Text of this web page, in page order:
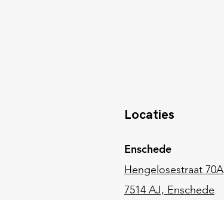
Locaties
Enschede
Hengelosestraat 70A
7514 AJ, Enschede